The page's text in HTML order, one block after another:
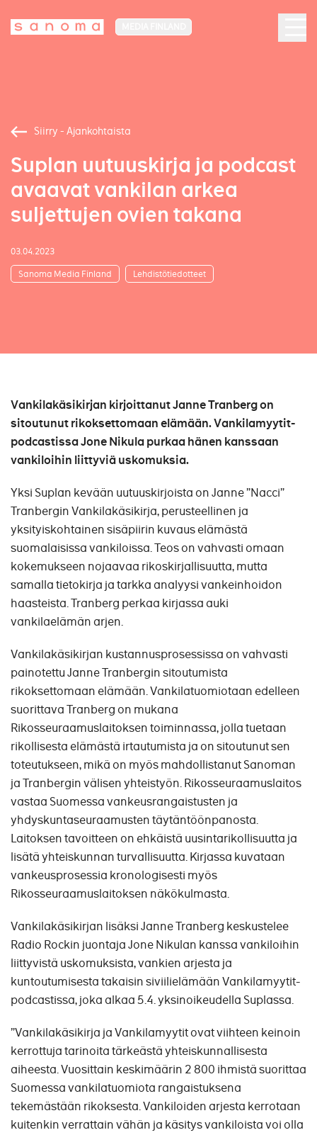
Siirry - Ajankohtaista
Suplan uutuuskirja ja podcast
avaavat vankilan arkea
suljettujen ovien takana
03.04.2023
Sanoma Media Finland Lehdistötiedotteet
Vankilakäsikirjan kirjoittanut Janne Tranberg on
sitoutunut rikoksettomaan elämään. Vankilamyytit-
podcastissa Jone Nikula purkaa hänen kanssaan
vankiloihin liittyviä uskomuksia.
Yksi Suplan kevään uutuuskirjoista on Janne ”Nacci”
Tranbergin Vankilakäsikirja, perusteellinen ja
yksityiskohtainen sisäpiirin kuvaus elämästä
suomalaisissa vankiloissa. Teos on vahvasti omaan
kokemukseen nojaavaa rikoskirjallisuutta, mutta
samalla tietokirja ja tarkka analyysi vankeinhoidon
haasteista. Tranberg perkaa kirjassa auki
vankilaelämän arjen.
Vankilakäsikirjan kustannusprosessissa on vahvasti
painotettu Janne Tranbergin sitoutumista
rikoksettomaan elämään. Vankilatuomiotaan edelleen
suorittava Tranberg on mukana
Rikosseuraamuslaitoksen toiminnassa, jolla tuetaan
rikollisesta elämästä irtautumista ja on sitoutunut sen
toteutukseen, mikä on myös mahdollistanut Sanoman
ja Tranbergin välisen yhteistyön. Rikosseuraamuslaitos
vastaa Suomessa vankeusrangaistusten ja
yhdyskuntaseuraamusten täytäntöönpanosta.
Laitoksen tavoitteen on ehkäistä uusintarikollisuutta ja
lisätä yhteiskunnan turvallisuutta. Kirjassa kuvataan
vankeusprosessia kronologisesti myös
Rikosseuraamuslaitoksen näkökulmasta.
Vankilakäsikirjan lisäksi Janne Tranberg keskustelee
Radio Rockin juontaja Jone Nikulan kanssa vankiloihin
liittyvistä uskomuksista, vankien arjesta ja
kuntoutumisesta takaisin siviilielämään Vankilamyytit-
podcastissa, joka alkaa 5.4. yksinoikeudella Suplassa.
”Vankilakäsikirja ja Vankilamyytit ovat viihteen keinoin
kerrottuja tarinoita tärkeästä yhteiskunnallisesta
aiheesta. Vuosittain keskimäärin 2 800 ihmistä suorittaa
Suomessa vankilatuomiota rangaistuksena
tekemästään rikoksesta. Vankiloiden arjesta kerrotaan
kuitenkin verrattain vähän ja käsitys vankiloista voi olla